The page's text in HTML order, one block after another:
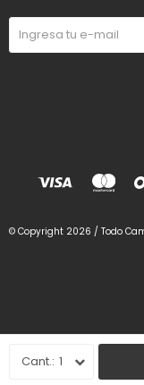
1
© Copyright 2026 / Todo